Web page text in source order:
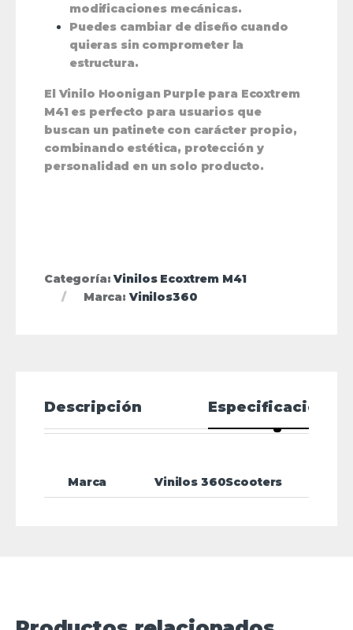
modificaciones mecánicas.
Puedes cambiar de diseño cuando
quieras sin comprometer la
estructura.
El Vinilo Hoonigan Purple para Ecoxtrem
M41 es perfecto para usuarios que
buscan un patinete con carácter propio,
combinando estética, protección y
personalidad en un solo producto.
Categoría:Vinilos Ecoxtrem M41
Marca: Vinilos360
Descripción Especificaciones
Marca Vinilos 360Scooters